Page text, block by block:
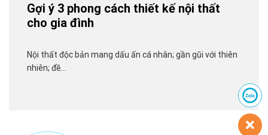
Gợi ý 3 phong cách thiết kế nội thất
cho gia đình
Nội thất độc bản mang dấu ấn cá nhân; gần gũi với thiên
nhiên; đề…